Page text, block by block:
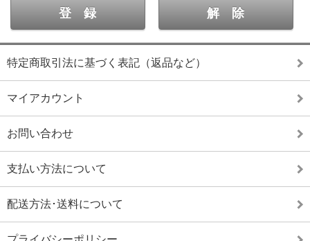
特定商取引法に基づく表記（返品など）
マイアカウント
お問い合わせ
支払い方法について
配送方法･送料について